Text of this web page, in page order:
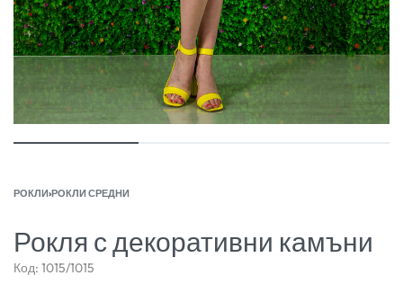
РОКЛИ›РОКЛИ СРЕДНИ
Рокля с декоративни камъни
Код: 1015/1015